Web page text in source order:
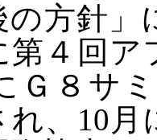
の方針」
第４回ア
Ｇ８サ
れ、10